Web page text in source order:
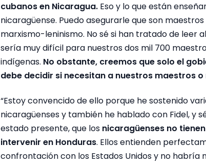
cubanos en Nicaragua. Eso y lo que están
nicaragüense. Puedo asegurarle que son
marxismo-leninismo. No sé si han tratado de leer
sería muy difícil para nuestros dos mil 700
indígenas. No obstante, creemos que solo el
debe decidir si necesitan a nuestros maestros o
“Estoy convencido de ello porque he sostenido
nicaragüenses y también he hablado con Fidel, y
estado presente, que los nicaragüenses no
intervenir en Honduras. Ellos entienden
confrontación con los Estados Unidos y no habría